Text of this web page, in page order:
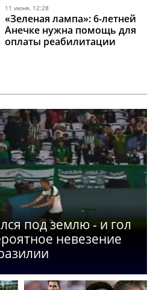
11 июня, 12:28
«Зеленая лампа»: 6-летней
Анечке нужна помощь для
оплаты реабилитации
под землю - и гол
невезение